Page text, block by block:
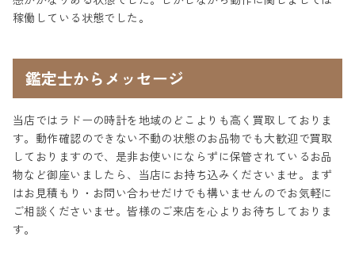
稼働している状態でした。
鑑定士からメッセージ
当店ではラドーの時計を地域のどこよりも高く買取しておりま
す。動作確認のできない不動の状態のお品物でも大歓迎で買取
しておりますので、是非お使いにならずに保管されているお品
物など御座いましたら、当店にお持ち込みくださいませ。まず
はお見積もり・お問い合わせだけでも構いませんのでお気軽に
ご相談くださいませ。皆様のご来店を心よりお待ちしておりま
す。